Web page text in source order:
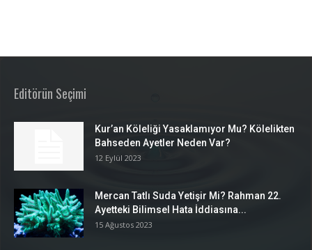
Editörün Seçimi
Kur’an Köleliği Yasaklamıyor Mu? Kölelikten
Bahseden Ayetler Neden Var?
12 Eylül 2023
Mercan Tatlı Suda Yetişir Mi? Rahman 22.
Ayetteki Bilimsel Hata İddiasına...
15 Ağustos 2023